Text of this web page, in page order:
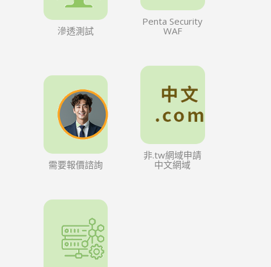
滲透測試
Penta Security
WAF
需要報價諮詢
非.tw網域申請
中文網域